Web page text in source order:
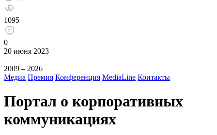
1095
0
20 июня 2023
2009 – 2026
Медиа Премия Конференция MediaLine Контакты
Портал о корпоративных
коммуникациях